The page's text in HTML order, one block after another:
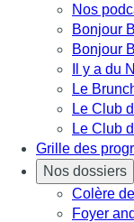
Nos
Bonjour
Bonjour
Il y a du
Le
Le Club
Le Club
Grille des
Nos dossiers
Colère
Foyer